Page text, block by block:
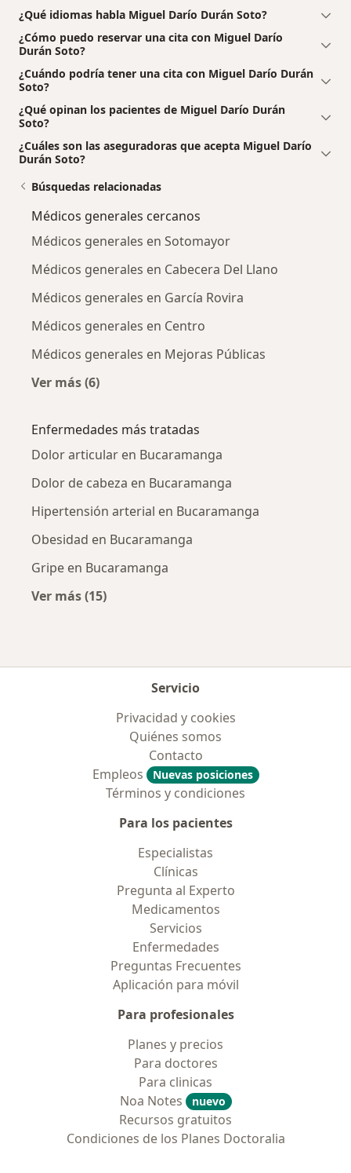
¿Qué idiomas habla Miguel Darío Durán Soto?
¿Cómo puedo reservar una cita con Miguel Darío
Durán Soto?
¿Cuándo podría tener una cita con Miguel Darío Durán
Soto?
¿Qué opinan los pacientes de Miguel Darío Durán
Soto?
¿Cuáles son las aseguradoras que acepta Miguel Darío
Durán Soto?
Búsquedas relacionadas
Médicos generales cercanos
Médicos generales en Sotomayor
Médicos generales en Cabecera Del Llano
Médicos generales en García Rovira
Médicos generales en Centro
Médicos generales en Mejoras Públicas
Ver más (6)
Enfermedades más tratadas
Dolor articular en Bucaramanga
Dolor de cabeza en Bucaramanga
Hipertensión arterial en Bucaramanga
Obesidad en Bucaramanga
Gripe en Bucaramanga
Ver más (15)
Servicio
Privacidad y cookies
Quiénes somos
Contacto
Empleos
Nuevas posiciones
Términos y condiciones
Para los pacientes
Especialistas
Clínicas
Pregunta al Experto
Medicamentos
Servicios
Enfermedades
Preguntas Frecuentes
Aplicación para móvil
Para profesionales
Planes y precios
Para doctores
Para clinicas
Noa Notes
nuevo
Recursos gratuitos
Condiciones de los Planes Doctoralia